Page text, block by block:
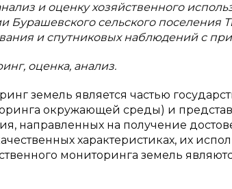
и оценку хозяйственного
Бурашевского сельского поселения
и спутниковых наблюдений с
оценка, анализ.
земель является частью
окружающей среды) и
направленных на получение
характеристиках, их
мониторинга земель